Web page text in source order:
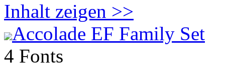
Inhalt zeigen >>
Accolade EF Family Set
4 Fonts